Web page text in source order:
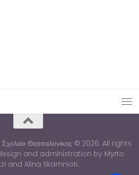
Σχολείο Θεσσαλονίκης © 2026. All rights
and administration by Myrto
and Alina Skamnioti.